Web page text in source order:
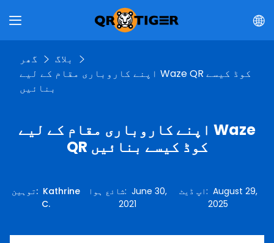
گھر
بلاگ
اپنے کاروباری مقام کے لیے Waze QR کوڈ کیسے
بنائیں
اپنے کاروباری مقام کے لیے Waze
QR کوڈ کیسے بنائیں
توہین: Kathrine
C.
شائع ہوا: June 30,
2021
اپ ڈیٹ: August 29,
2025